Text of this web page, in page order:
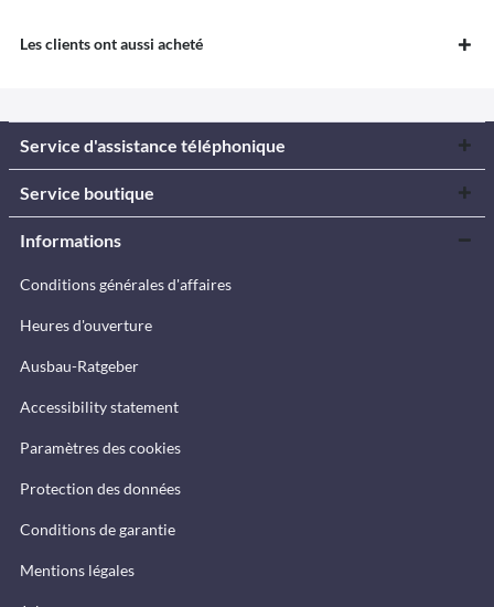
Les clients ont aussi acheté
Service d'assistance téléphonique
Service boutique
Informations
Conditions générales d'affaires
Heures d'ouverture
Ausbau-Ratgeber
Accessibility statement
Paramètres des cookies
Protection des données
Conditions de garantie
Mentions légales